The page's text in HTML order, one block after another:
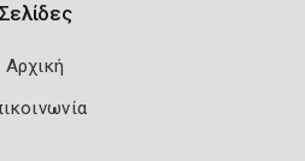
Σελίδες
Αρχική